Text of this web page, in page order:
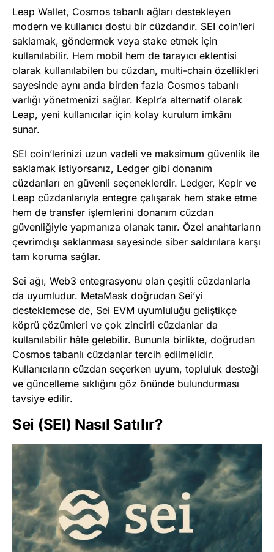
Leap Wallet, Cosmos tabanlı ağları destekleyen
modern ve kullanıcı dostu bir cüzdandır. SEI coin’leri
saklamak, göndermek veya stake etmek için
kullanılabilir. Hem mobil hem de tarayıcı eklentisi
olarak kullanılabilen bu cüzdan, multi-chain özellikleri
sayesinde aynı anda birden fazla Cosmos tabanlı
varlığı yönetmenizi sağlar. Keplr’a alternatif olarak
Leap, yeni kullanıcılar için kolay kurulum imkânı
sunar.
SEI coin’lerinizi uzun vadeli ve maksimum güvenlik ile
saklamak istiyorsanız, Ledger gibi donanım
cüzdanları en güvenli seçeneklerdir. Ledger, Keplr ve
Leap cüzdanlarıyla entegre çalışarak hem stake etme
hem de transfer işlemlerini donanım cüzdan
güvenliğiyle yapmanıza olanak tanır. Özel anahtarların
çevrimdışı saklanması sayesinde siber saldırılara karşı
tam koruma sağlar.
Sei ağı, Web3 entegrasyonu olan çeşitli cüzdanlarla
da uyumludur. MetaMask doğrudan Sei’yi
desteklemese de, Sei EVM uyumluluğu geliştikçe
köprü çözümleri ve çok zincirli cüzdanlar da
kullanılabilir hâle gelebilir. Bununla birlikte, doğrudan
Cosmos tabanlı cüzdanlar tercih edilmelidir.
Kullanıcıların cüzdan seçerken uyum, topluluk desteği
ve güncelleme sıklığını göz önünde bulundurması
tavsiye edilir.
Sei (SEI) Nasıl Satılır?